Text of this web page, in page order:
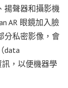
揚聲器和攝影機
AR 眼鏡加入臉
分私密影像，會
data
，以便機器學